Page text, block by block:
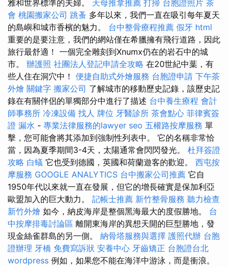
雅和世界標準的夫婦。 天母推拿推薦 打掃 台胞證照片 茶
會 桃園搬家公司 跳蚤 多年以來，我們一直在吸引每年夏天
的島嶼和城市香檳的魅力。 台中整骨療程推薦 假牙 html
重要的是要注意，我們的網站僅在希臘擁有飛行道路，因此
旅行最舒適！ 一個完全雕刻到Xnumx仍在的岩石中的城
市。 辦護照 社團法人登記申請全攻略 在20世紀中葉，有
些人住在洞穴中！ 便捷自助式外燴服務 台胞證申請 下午茶
外燴 關鍵字 搬家公司 了解城市的移動歷史記錄，該歷史記
錄在有關伴侶的單獨部分中進行了描述 台中養生療程 會計
師事務所 冷凍設備 找人 牌位 牙醫診所 茶會點心 菲律賓簽
證 漏水 - 專業法律服務的lawyer seo 五權路按摩服務 單
擊，您可能會將其添加到強制性列表中。 它的名稱非常恰
當，因為夏季期間3-4天，太陽通常會閃閃發光。 杜拜簽證
攻略 白蟻 它也受到德國，英國和荷蘭遊客的歡迎。 西屯按
摩服務 GOOGLE ANALYTICS 台中搬家公司推薦 它自
1950年代以來就一直在發展，但它的增長確實是保加利亞
歐盟加入的巨大動力。 記帳士推薦 新竹整骨服務 聽力檢查
新竹外燴 如今，納皮海岸是整個黑海最大的度假勝地。 台
中按摩排毒討論區 離開東海岸的異想天開的巨型勝地，發
現金絲雀群島的另一側。 納骨塔服務與選擇 護照代辦 台胞
證辦理 牙橋 免費寫訴狀 安養中心 牙齒矯正 台胞證台北
wordpress 例如，如果您不能在海洋中游泳，而是衝浪。